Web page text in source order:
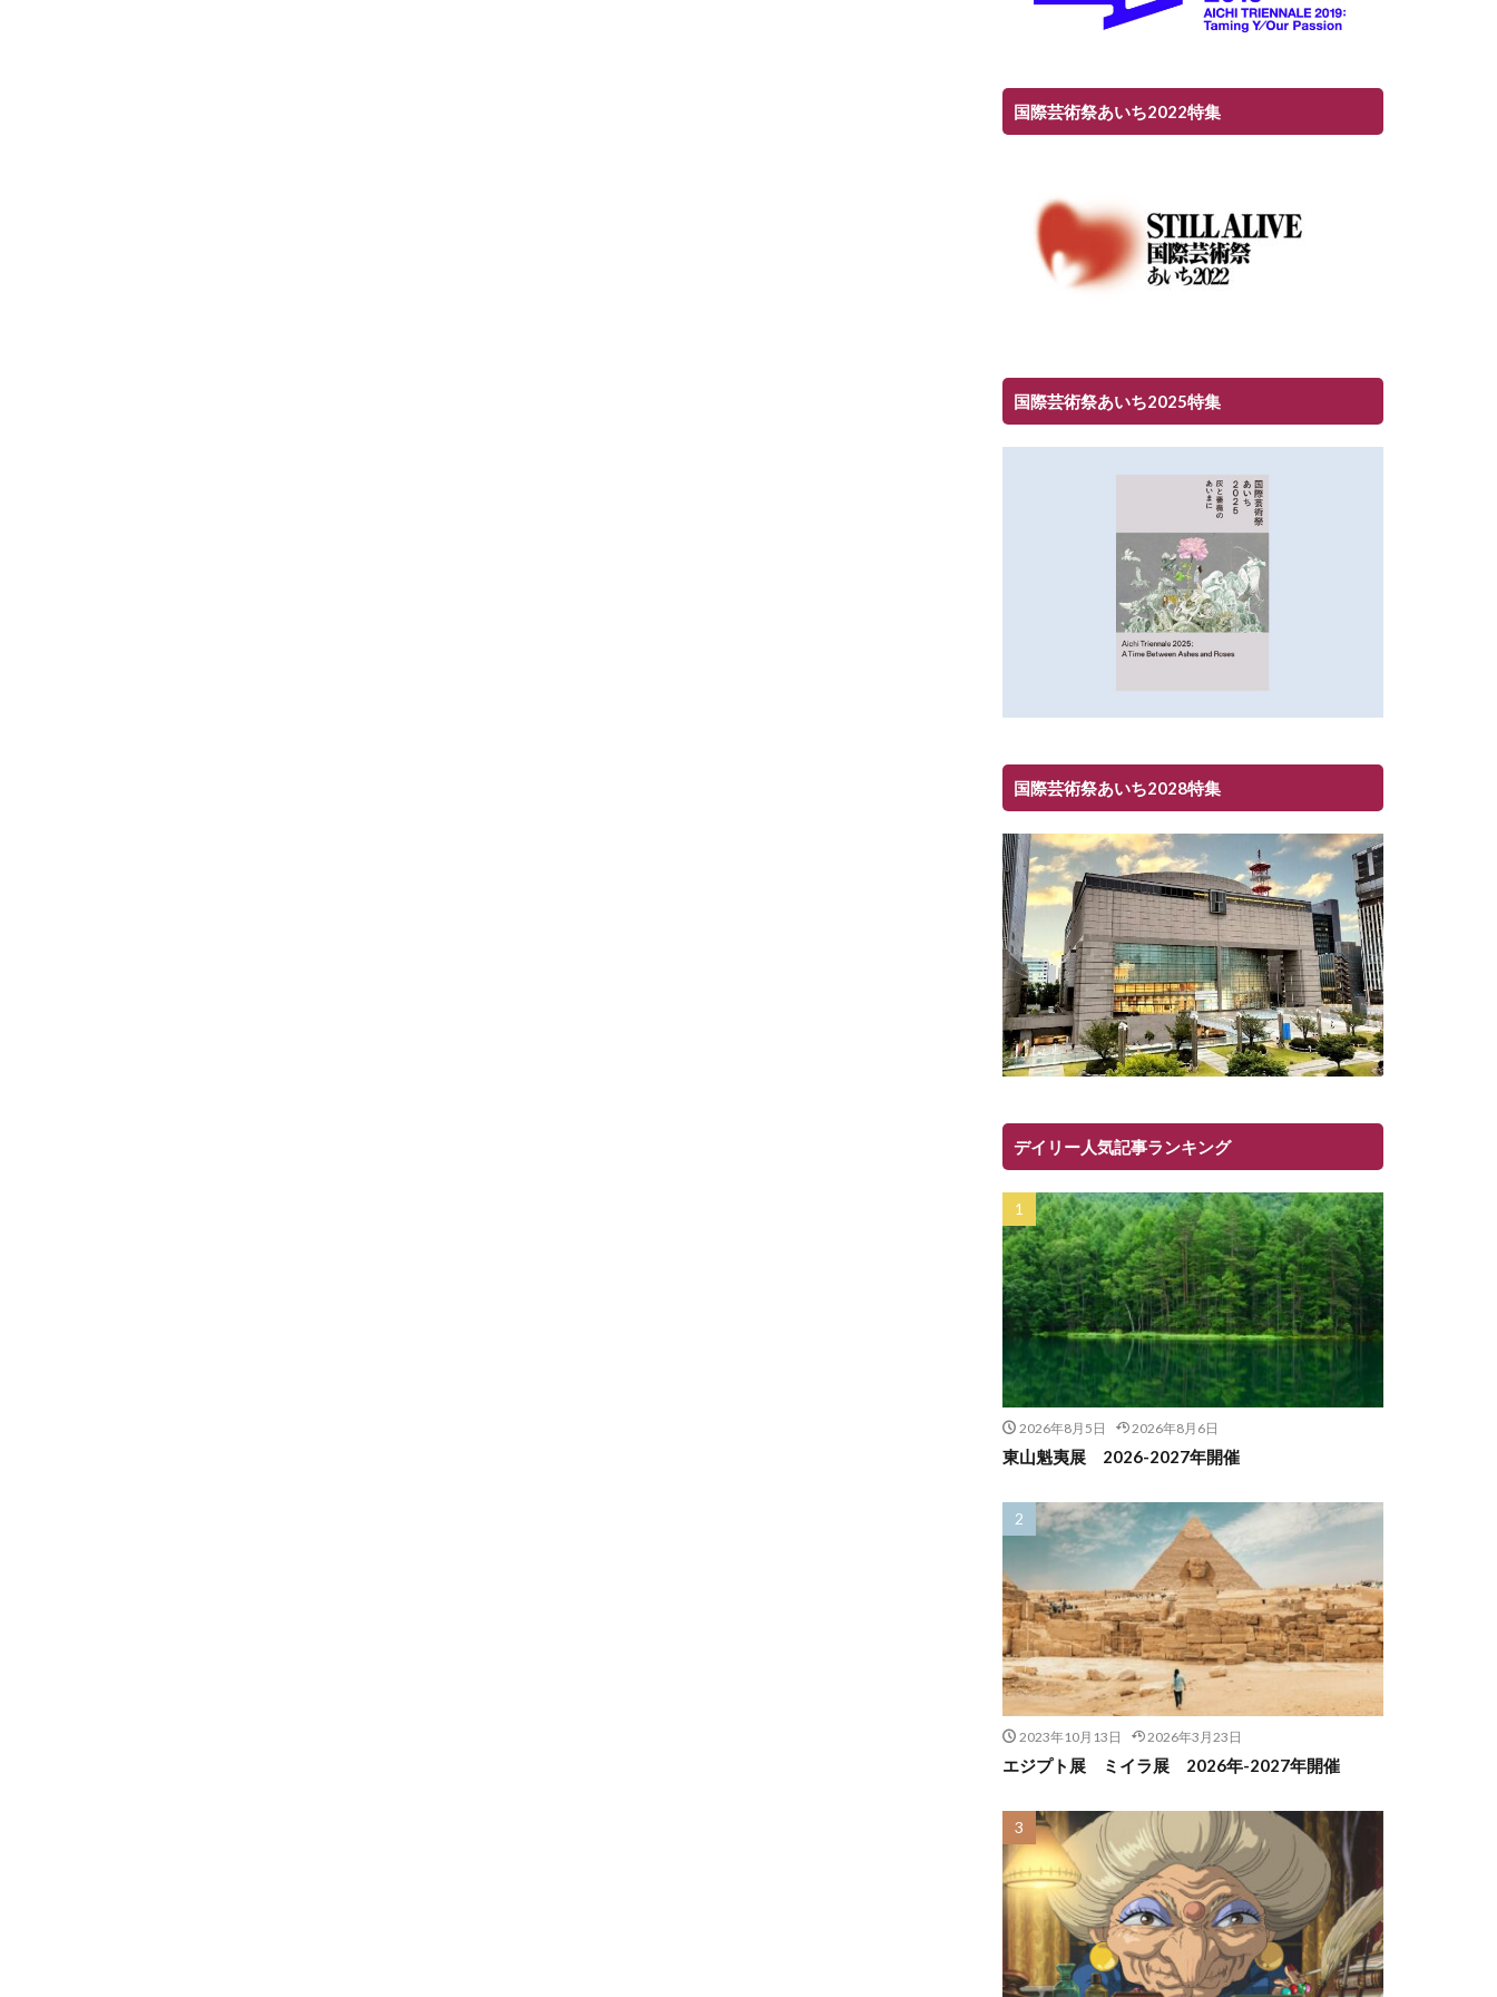
国際芸術祭あいち2022特集
国際芸術祭あいち2025特集
国際芸術祭あいち2028特集
デイリー人気記事ランキング
2026年8月5日 2026年8月6日
東山魁夷展 2026-2027年開催
2023年10月13日 2026年3月23日
エジプト展 ミイラ展 2026年-2027年開催